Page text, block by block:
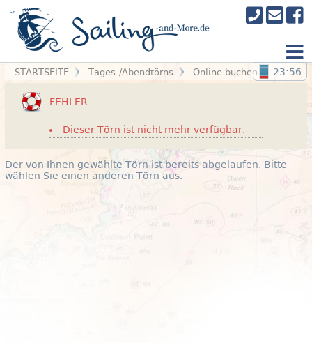
STARTSEITE Tages-/Abendtörns Online buchen 23:56
FEHLER
Dieser Törn ist nicht mehr verfügbar.
Der von Ihnen gewählte Törn ist bereits abgelaufen. Bitte
wählen Sie einen anderen Törn aus.